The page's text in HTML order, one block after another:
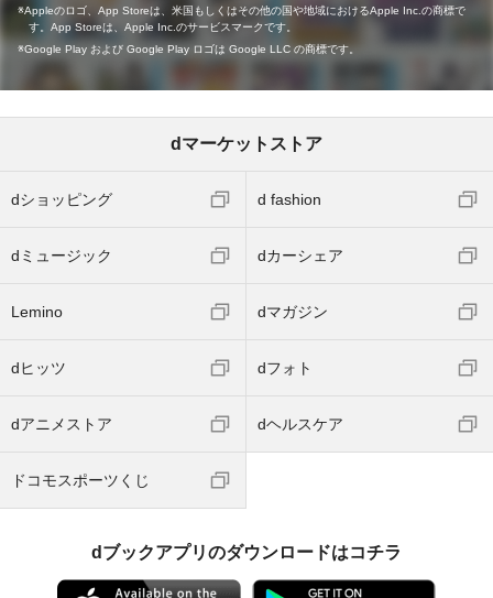
Appleのロゴ、App Storeは、米国もしくはその他の国や地域におけるApple Inc.の商標で
す。App Storeは、Apple Inc.のサービスマークです。
Google Play および Google Play ロゴは Google LLC の商標です。
dマーケットストア
dショッピング d fashion
dミュージック dカーシェア
Lemino dマガジン
dヒッツ dフォト
dアニメストア dヘルスケア
ドコモスポーツくじ
dブックアプリのダウンロードはコチラ